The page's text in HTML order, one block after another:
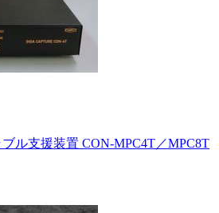
ル支援装置 CON-MPC4T／MPC8T